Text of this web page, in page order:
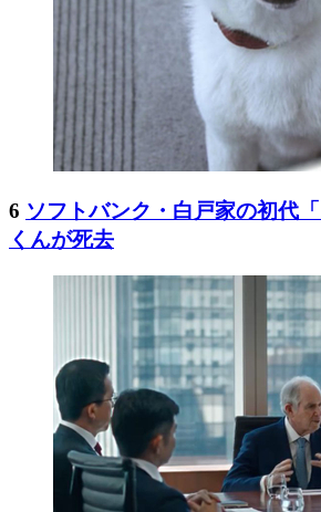
6 ソフトバンク・白戸家の初代
くんが死去